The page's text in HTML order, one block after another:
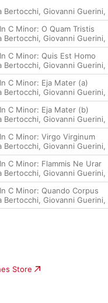
Bertocchi, Giovanni Guerini,
C Minor: O Quam Tristis
Bertocchi, Giovanni Guerini,
C Minor: Quis Est Homo
Bertocchi, Giovanni Guerini,
C Minor: Eja Mater (a)
Bertocchi, Giovanni Guerini,
C Minor: Eja Mater (b)
Bertocchi, Giovanni Guerini,
C Minor: Virgo Virginum
Bertocchi, Giovanni Guerini,
C Minor: Flammis Ne Urar
Bertocchi, Giovanni Guerini,
C Minor: Quando Corpus
Bertocchi, Giovanni Guerini,
Store